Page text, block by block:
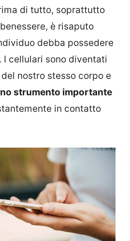
di tutto, soprattutto
è risaputo
debba possedere
I cellulari sono diventati
nostro stesso corpo e
strumento importante
in contatto